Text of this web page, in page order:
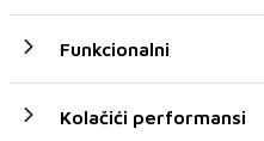
Funkcionalni
Kolačići performansi